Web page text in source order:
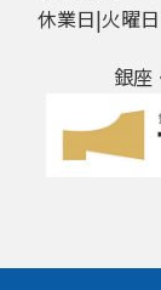
休業日|火曜
銀座